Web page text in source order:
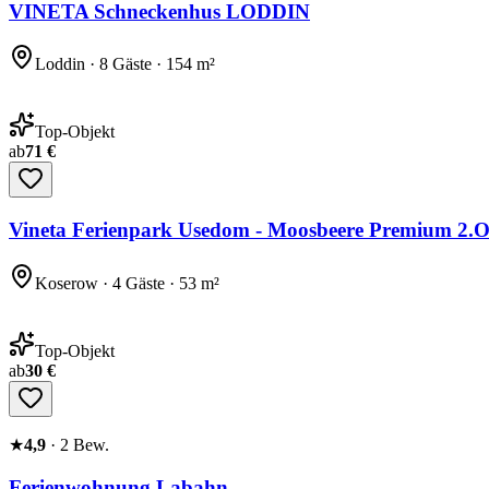
VINETA Schneckenhus LODDIN
Loddin · 8 Gäste · 154 m²
Top-Objekt
ab71 €
Vineta Ferienpark Usedom - Moosbeere Premium
Koserow · 4 Gäste · 53 m²
Top-Objekt
ab30 €
★4,9 · 2 Bew.